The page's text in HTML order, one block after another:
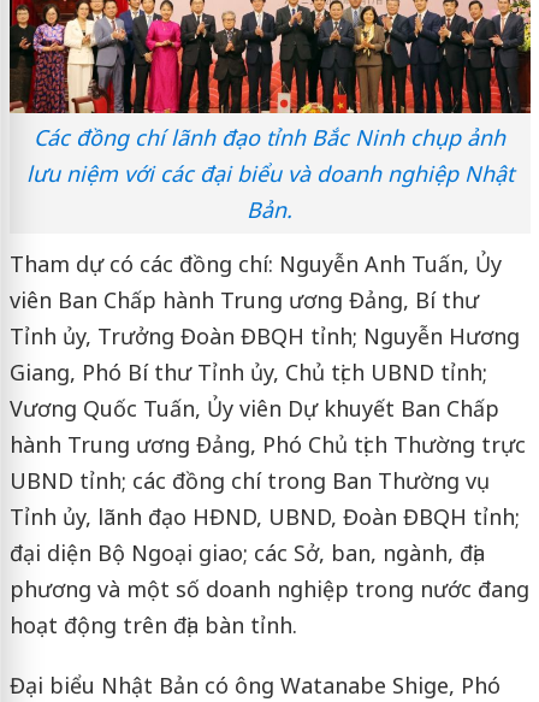
Các đồng chí lãnh đạo tỉnh Bắc Ninh chụp ảnh
lưu niệm với các đại biểu và doanh nghiệp Nhật
Bản.
Tham dự có các đồng chí: Nguyễn Anh Tuấn, Ủy
viên Ban Chấp hành Trung ương Đảng, Bí thư
Tỉnh ủy, Trưởng Đoàn ĐBQH tỉnh; Nguyễn Hương
Giang, Phó Bí thư Tỉnh ủy, Chủ tịch UBND tỉnh;
Vương Quốc Tuấn, Ủy viên Dự khuyết Ban Chấp
hành Trung ương Đảng, Phó Chủ tịch Thường trực
UBND tỉnh; các đồng chí trong Ban Thường vụ
Tỉnh ủy, lãnh đạo HĐND, UBND, Đoàn ĐBQH tỉnh;
đại diện Bộ Ngoại giao; các Sở, ban, ngành, địa
phương và một số doanh nghiệp trong nước đang
hoạt động trên địa bàn tỉnh.
Đại biểu Nhật Bản có ông Watanabe Shige, Phó